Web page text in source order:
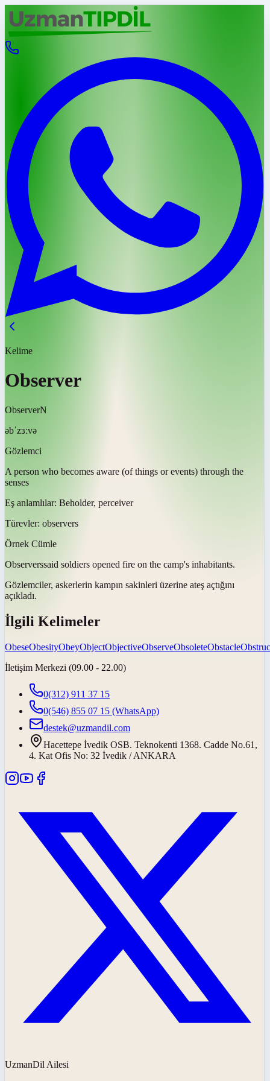
Kelime
Observer
ObserverN
əbˈzɜːvə
Gözlemci
A person who becomes aware (of things or events) through the
senses
Eş anlamlılar: Beholder, perceiver
Türevler: observers
Örnek Cümle
Observerssaid soldiers opened fire on the camp's inhabitants.
Gözlemciler, askerlerin kampın sakinleri üzerine ateş açtığını
açıkladı.
İlgili Kelimeler
ObeseObesityObeyObjectObjectiveObserveObsoleteObstacle
İletişim Merkezi (09.00 - 22.00)
0(312) 911 37 15
0(546) 855 07 15 (WhatsApp)
destek@uzmandil.com
Hacettepe İvedik OSB. Teknokenti 1368. Cadde No.61,
4. Kat Ofis No: 32 İvedik / ANKARA
UzmanDil Ailesi